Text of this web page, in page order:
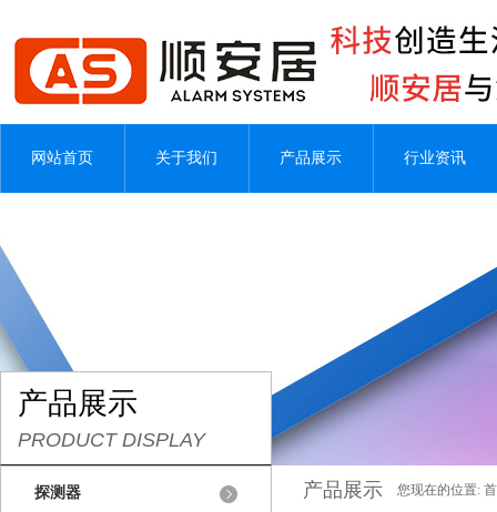
网站首页 关于我们 产品展示 行业资讯
产品展示
PRODUCT DISPLAY
探测器 产品展示 您现在的位置: